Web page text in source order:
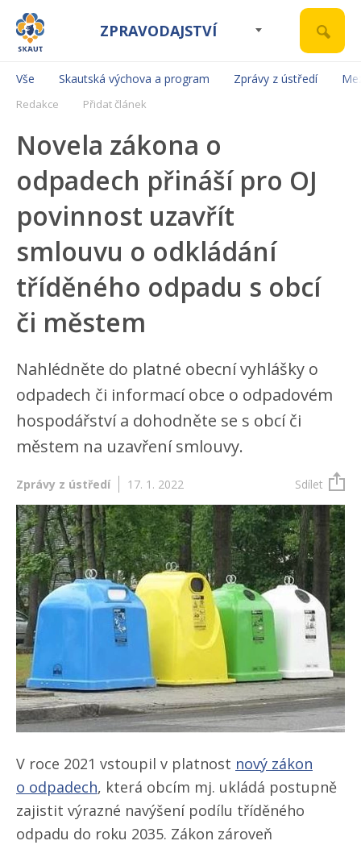
ZPRAVODAJSTVÍ
Vše Skautská výchova a program Zprávy z ústředí
Redakce Přidat článek
Novela zákona o
odpadech přináší pro OJ
povinnost uzavřít
smlouvu o odkládání
tříděného odpadu s obcí
či městem
Nahlédněte do platné obecní vyhlášky o
odpadech či informací obce o odpadovém
hospodářství a dohodněte se s obcí či
městem na uzavření smlouvy.
Zprávy z ústředí 17. 1. 2022 Sdílet
V roce 2021 vstoupil v platnost nový zákon
o odpadech, která obcím mj. ukládá postupně
zajistit výrazné navýšení podílu tříděného
odpadu do roku 2035. Zákon zároveň